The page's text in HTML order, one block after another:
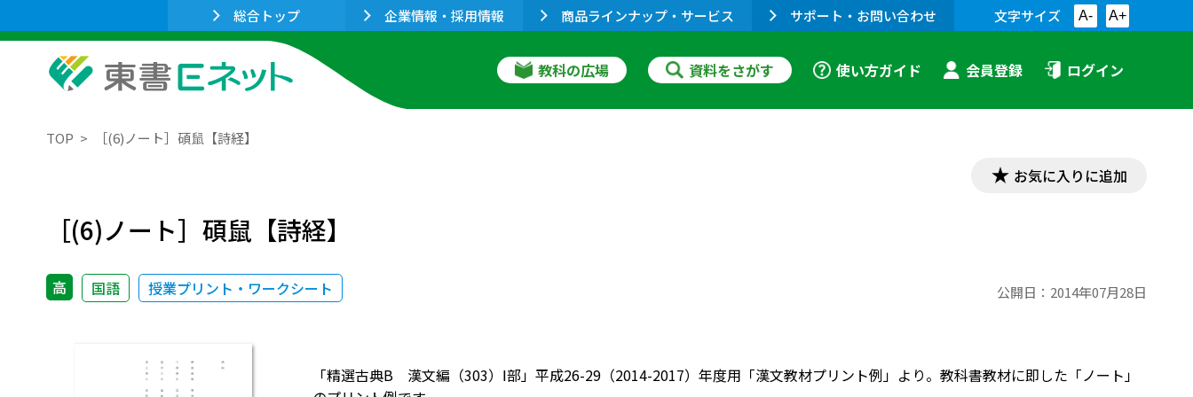
総合トップ 企業情報・採用情報 商品ラインナップ・サービス サポート・お問い合わせ 文字サイズ A- A+
教科の広場 資料をさがす 使い方ガイド 会員登録 ログイン
TOP ［(6)ノート］碩鼠【詩経】
お気に入りに追加
［(6)ノート］碩鼠【詩経】
高 国語 授業プリント・ワークシート 公開日： 2014年07月28日
「精選古典B 漢文編（303）Ⅰ部」平成26-29（2014-2017）年度用「漢文教材プリント例」より。教科書教材に即した「ノート」